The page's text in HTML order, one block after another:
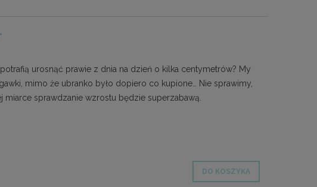
urosnąć prawie z dnia na dzień o kilka centymetrów? My
mimo że ubranko było dopiero co kupione… Nie sprawimy,
miarce sprawdzanie wzrostu będzie superzabawą.
DO KOSZYKA